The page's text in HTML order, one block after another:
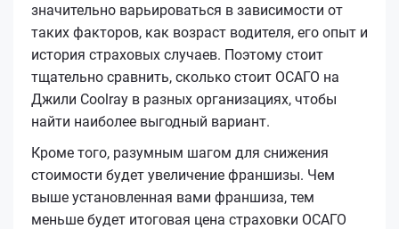
значительно варьироваться в зависимости от
таких факторов, как возраст водителя, его опыт и
история страховых случаев. Поэтому стоит
тщательно сравнить, сколько стоит ОСАГО на
Джили Coolray в разных организациях, чтобы
найти наиболее выгодный вариант.
Кроме того, разумным шагом для снижения
стоимости будет увеличение франшизы. Чем
выше установленная вами франшиза, тем
меньше будет итоговая цена страховки ОСАГО